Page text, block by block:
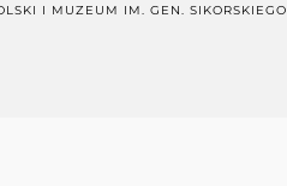
I MUZEUM IM. GEN. SIKORSKIEGO